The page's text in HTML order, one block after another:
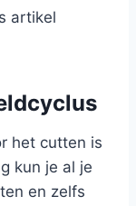
artikel
het cutten is
kun je al je
en zelfs